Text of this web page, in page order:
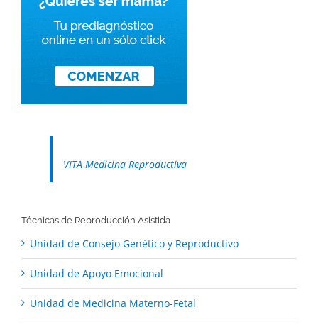
VITA Medicina Reproductiva
Técnicas de Reproducción Asistida
Unidad de Consejo Genético y Reproductivo
Unidad de Apoyo Emocional
Unidad de Medicina Materno-Fetal